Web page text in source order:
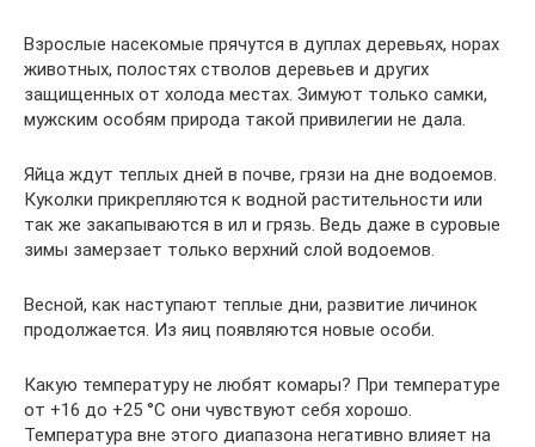
Взрослые насекомые прячутся в дуплах деревьях, норах
животных, полостях стволов деревьев и других
защищенных от холода местах. Зимуют только самки,
мужским особям природа такой привилегии не дала.
Яйца ждут теплых дней в почве, грязи на дне водоемов.
Куколки прикрепляются к водной растительности или
так же закапываются в ил и грязь. Ведь даже в суровые
зимы замерзает только верхний слой водоемов.
Весной, как наступают теплые дни, развитие личинок
продолжается. Из яиц появляются новые особи.
Какую температуру не любят комары? При температуре
от +16 до +25 °C они чувствуют себя хорошо.
Температура вне этого диапазона негативно влияет на